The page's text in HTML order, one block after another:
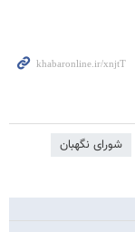
شورای نگهبان